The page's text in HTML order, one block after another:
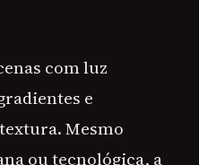
com luz
e
Mesmo
ou tecnológica, a